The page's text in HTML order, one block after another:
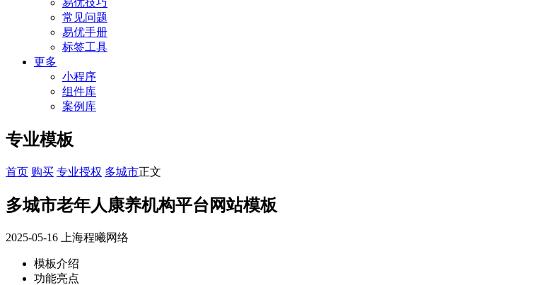
易优技巧
常见问题
易优手册
标签工具
更多
小程序
组件库
案例库
专业模板
首页 购买 专业授权 多城市正文
多城市老年人康养机构平台网站模板
2025-05-16 上海程曦网络
模板介绍
功能亮点